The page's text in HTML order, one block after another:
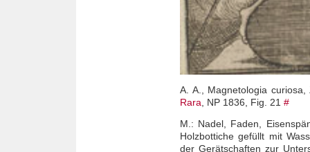
A. A., Magnetologia
Rara , NP 1836, Fig. 21 #
M.: Nadel, Faden,
Holzbottiche gefüllt mit
der Gerätschaften zur